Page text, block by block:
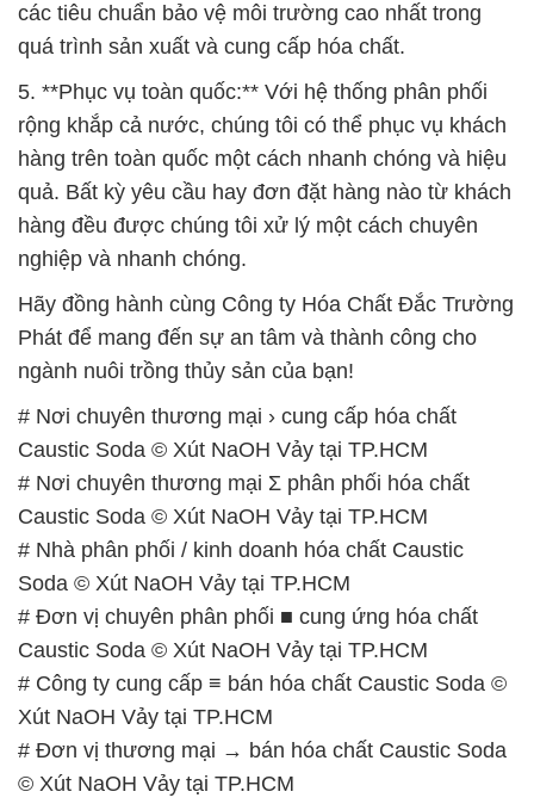
các tiêu chuẩn bảo vệ môi trường cao nhất trong
quá trình sản xuất và cung cấp hóa chất.
5. **Phục vụ toàn quốc:** Với hệ thống phân phối
rộng khắp cả nước, chúng tôi có thể phục vụ khách
hàng trên toàn quốc một cách nhanh chóng và hiệu
quả. Bất kỳ yêu cầu hay đơn đặt hàng nào từ khách
hàng đều được chúng tôi xử lý một cách chuyên
nghiệp và nhanh chóng.
Hãy đồng hành cùng Công ty Hóa Chất Đắc Trường
Phát để mang đến sự an tâm và thành công cho
ngành nuôi trồng thủy sản của bạn!
# Nơi chuyên thương mại › cung cấp hóa chất
Caustic Soda © Xút NaOH Vảy tại TP.HCM
# Nơi chuyên thương mại Σ phân phối hóa chất
Caustic Soda © Xút NaOH Vảy tại TP.HCM
# Nhà phân phối / kinh doanh hóa chất Caustic
Soda © Xút NaOH Vảy tại TP.HCM
# Đơn vị chuyên phân phối ■ cung ứng hóa chất
Caustic Soda © Xút NaOH Vảy tại TP.HCM
# Công ty cung cấp ≡ bán hóa chất Caustic Soda ©
Xút NaOH Vảy tại TP.HCM
# Đơn vị thương mại → bán hóa chất Caustic Soda
© Xút NaOH Vảy tại TP.HCM